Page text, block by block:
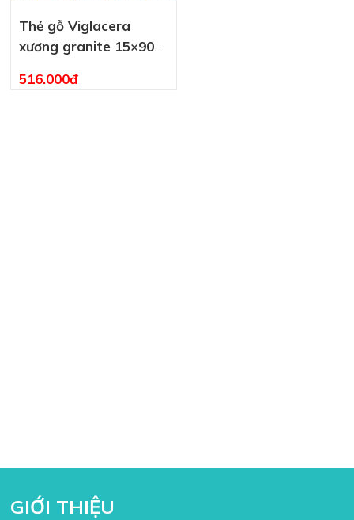
Thẻ gỗ Viglacera
xương granite 15×90
516.000đ
GIỚI THIỆU